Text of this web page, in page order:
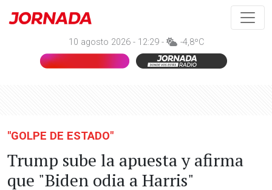
10 agosto 2026 - 12:29 - -4,8ºC
"GOLPE DE ESTADO"
Trump sube la apuesta y afirma
que "Biden odia a Harris"